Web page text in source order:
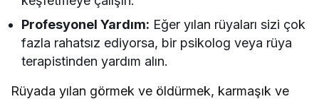
Profesyonel Yardım: Eğer yılan rüyaları sizi çok
fazla rahatsız ediyorsa, bir psikolog veya rüya
terapistinden yardım alın.
Rüyada yılan görmek ve öldürmek, karmaşık ve